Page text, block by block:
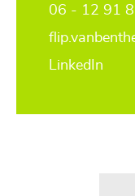
06 - 12 91
LinkedIn